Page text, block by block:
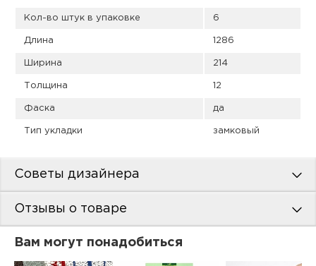
Кол-во штук в упаковке 6
Длина 1286
Ширина 214
Толщина 12
Фаска да
Тип укладки замковый
Советы дизайнера
Отзывы о товаре
Вам могут понадобиться